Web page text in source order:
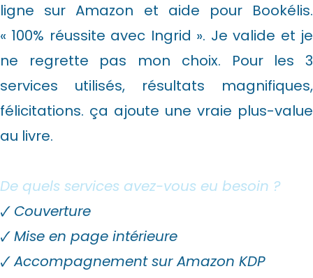
ligne sur Amazon et aide pour Bookélis.
« 100% réussite avec Ingrid ». Je valide et je
ne regrette pas mon choix. Pour les 3
services utilisés, résultats magnifiques,
félicitations. ça ajoute une vraie plus-value
au livre.
De quels services avez-vous eu besoin ?
🗸 Couverture
🗸Mise en page intérieure
🗸Accompagnement sur Amazon KDP